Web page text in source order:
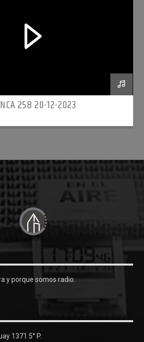
258 20-12-2023
y porque somos radio.
1371 5° P.